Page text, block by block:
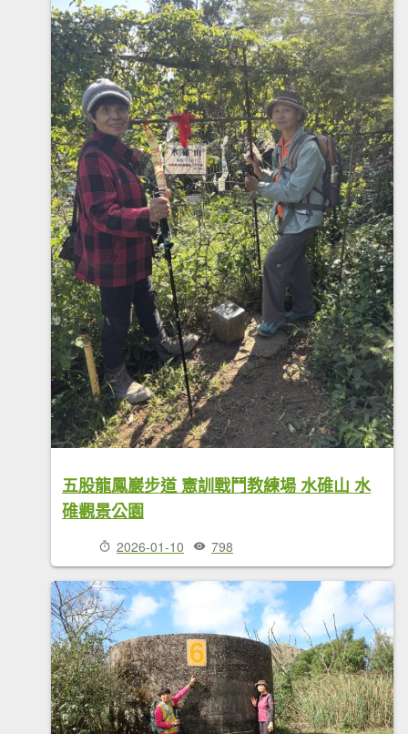
五股龍鳳巖步道 憲訓戰鬥教練場 水碓山 水
碓觀景公園
2026-01-10 798